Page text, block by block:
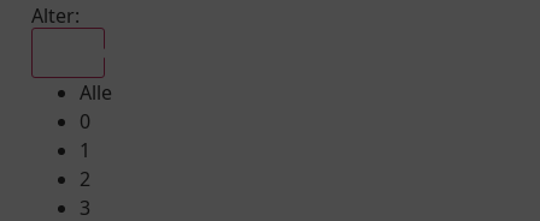
Alter:
Alle
0
1
2
3